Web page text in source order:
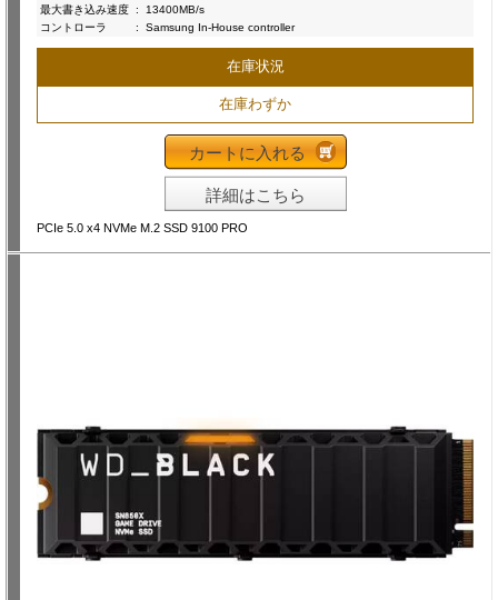
最大書き込み速度 :
13400MB/s
コントローラ
: Samsung In-House controller
在庫状況
在庫わずか
カートに入れる
詳細はこちら
PCIe 5.0 x4 NVMe M.2 SSD 9100 PRO